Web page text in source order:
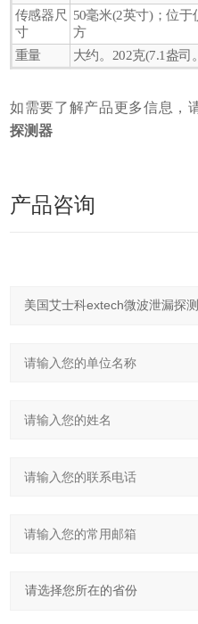
传感器尺
寸
50毫米(2英寸)；位
方
重量 大约。202克(7.1盎司
如需要了解产品更多信息，
探测器
产品咨询